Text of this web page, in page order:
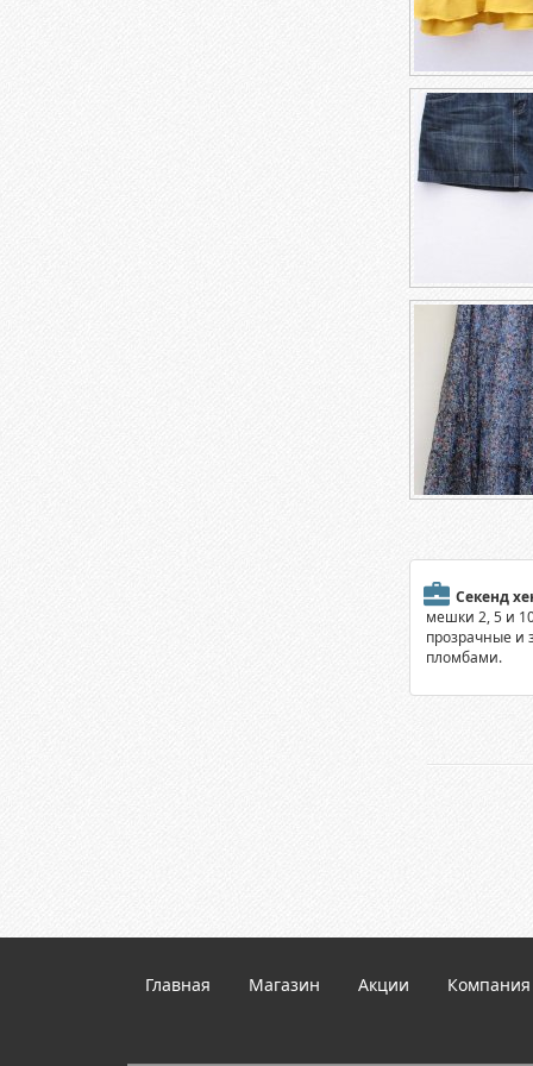
Секенд
мешки 2, 5 и
прозрачные и
пломбами.
Главная Магазин Акции Компания